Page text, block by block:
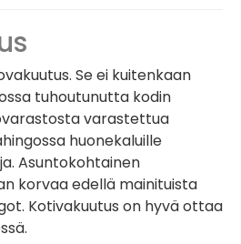
Se ei kuitenkaan
tuhoutunutta kodin
varastettua
huonekaluille
Asuntokohtainen
korvaa edellä mainituista
Kotivakuutus on hyvä ottaa